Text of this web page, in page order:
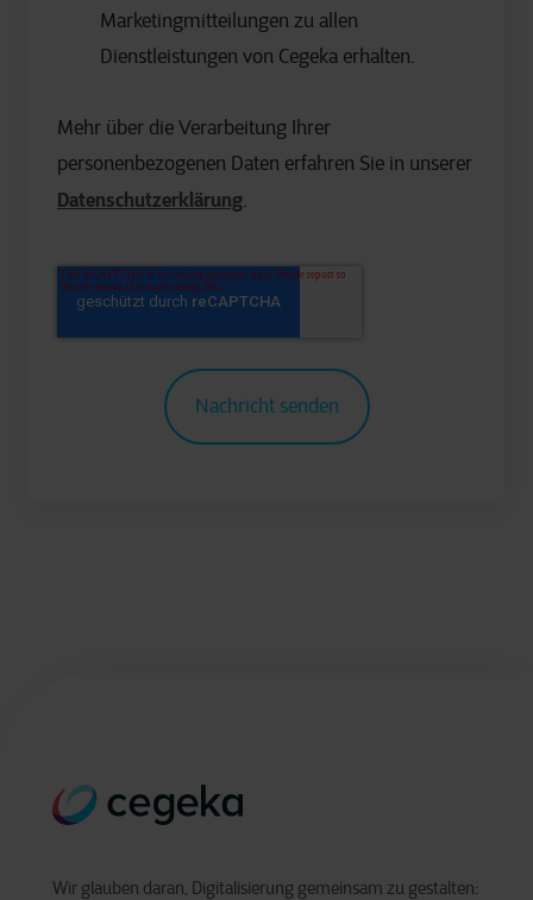
Marketingmitteilungen zu allen
Dienstleistungen von Cegeka erhalten.
Mehr über die Verarbeitung Ihrer
personenbezogenen Daten erfahren Sie in unserer
Datenschutzerklärung.
Wir glauben daran, Digitalisierung gemeinsam zu gestalten: